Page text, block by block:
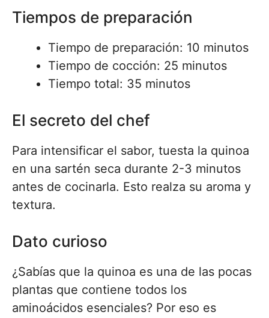
Tiempos de preparación
Tiempo de preparación: 10 minutos
Tiempo de cocción: 25 minutos
Tiempo total: 35 minutos
El secreto del chef
Para intensificar el sabor, tuesta la quinoa
en una sartén seca durante 2-3 minutos
antes de cocinarla. Esto realza su aroma y
textura.
Dato curioso
¿Sabías que la quinoa es una de las pocas
plantas que contiene todos los
aminoácidos esenciales? Por eso es